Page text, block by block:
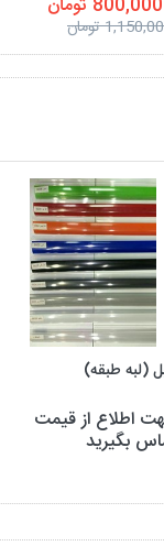
تومان
(لبه طبقه)
اطلاع از قیمت
بگیرید